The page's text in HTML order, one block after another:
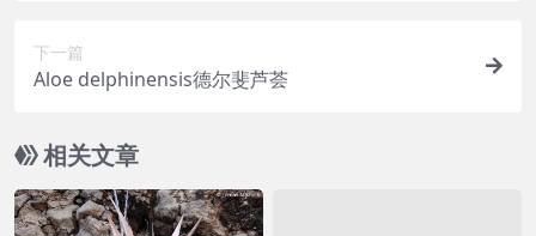
下一篇
Aloe delphinensis德尔斐芦荟
相关文章